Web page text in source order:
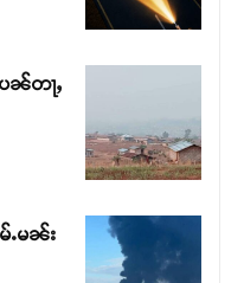
ၼ်တႃႇ
ႉမၼ်း